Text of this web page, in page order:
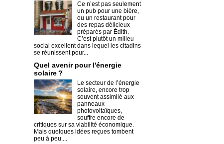
Ce n’est pas seulement
un pub pour une bière,
ou un restaurant pour
des repas délicieux
préparés par Édith.
C’est plutôt un milieu
social excellent dans lequel les citadins
se réunissent pour...
Quel avenir pour l'énergie
solaire ?
Le secteur de l’énergie
solaire, encore trop
souvent assimilé aux
panneaux
photovoltaïques,
souffre encore de
critiques sur sa viabilité économique.
Mais quelques idées reçues tombent
peu à peu....